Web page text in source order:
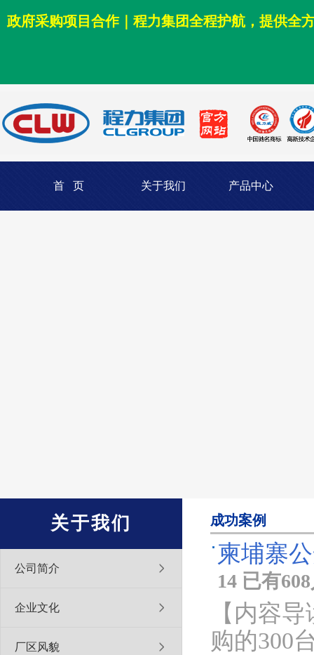
政府采购项目合作｜程力集团全程护航，提供全
首 页 关于我们 产品中心
关于我们
公司简介
企业文化
厂区风貌
成功案例
柬埔寨
14 已有
【内容
购的300